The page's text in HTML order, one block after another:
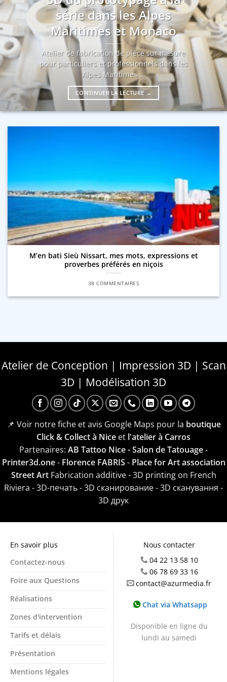
série dans les Alpes
Maritimes et Monaco
Atelier de fabrication de pièce sur mesure
pour particuliers et professionnels dans les
Alpes Maritimes ...
CONTINUER LA LECTURE →
M’en bati Sieù Nissart, mes mots, expressions et
proverbes préférés en niçois
38 COMMENTAIRES
Atelier de Conception | Impression 3D | Scan
3D | Modélisation 3D
📌 Voir notre fiche et avis Google Maps pour la boutique
Click & Collect à Nice et l'atelier à Carros
Partenaires: AB Tattoo Nice - Salon de Tatouage-
Printer3d.one- Florence FABRIS - Place for Art association
Street ArtFabrication additive - 3D printing on French
Riviera - 3D-печать - 3D сканирование - 3D сканування -
3D друк
En savoir plus
Contactez-nous
Foire aux Questions
Réalisations
Zones d'intervention
Tarifs et délais
Présentation
Mentions légales
Nous contacter
04 22 13 58 10
06 78 69 33 16
contact@azurmedia.fr
Chat via Whatsapp
Disponible en ligne du
lundi au samedi